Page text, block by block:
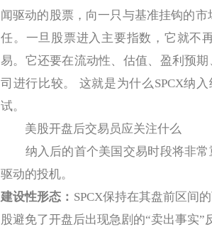
闻驱动的股票，向一只与基准挂钩的
任。一旦股票进入主要指数，它就不
易。它还要在流动性、估值、盈利预
司进行比较。 这就是为什么SPCX纳
试。
美股开盘后交易员应关注什么
纳入后的首个美国交易时段将非常
驱动的投机。
建设性形态： SPCX保持在其盘前区间
股避免了开盘后出现急剧的“卖出事实”